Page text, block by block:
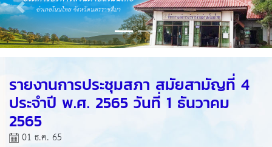
Previous Next
รายงานการประชุมสภา สมัยสามัญที่ 4
ประจำปี พ.ศ. 2565 วันที่ 1 ธันวาคม
2565
01 ธ.ค. 65